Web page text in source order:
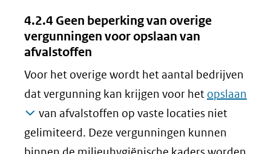
4.2.4 Geen beperking van overige
vergunningen voor opslaan van
afvalstoffen
Voor het overige wordt het aantal bedrijven
dat vergunning kan krijgen voor het opslaan
van afvalstoffen op vaste locaties niet
gelimiteerd. Deze vergunningen kunnen